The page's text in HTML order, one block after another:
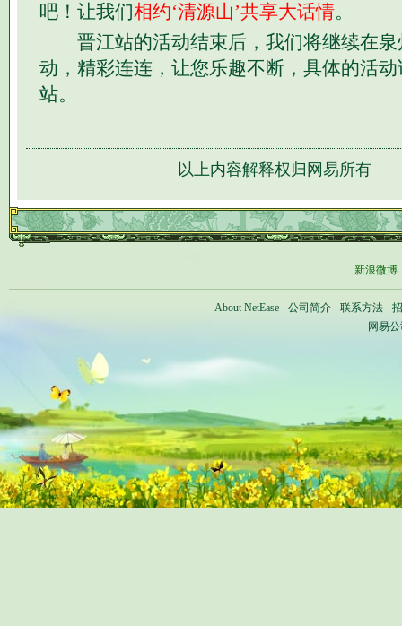
吧！让我们相约‘清源山’共享大话情。
晋江站的活动结束后，我们将继续在泉
动，精彩连连，让您乐趣不断，具体的活
站。
以上内容解释权归网易所有
新浪微博
About NetEase - 公司简介 - 联系方法 -
网易